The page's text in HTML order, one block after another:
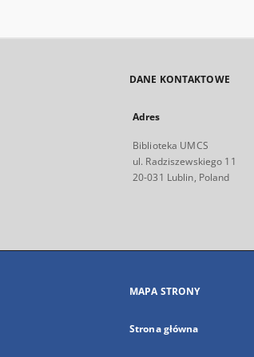
DANE KONTAKTOWE
Adres
Biblioteka UMCS
ul. Radziszewskiego 11
20-031 Lublin, Poland
MAPA STRONY
Strona główna